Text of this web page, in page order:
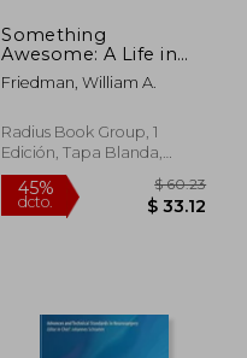
Something
Awesome: A Life in
Neurosurgery (en
Inglés)
Friedman, William A.
Radius Book Group, 1
Edición, Tapa Blanda,
Nuevo